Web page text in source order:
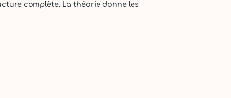
complète. La théorie donne les